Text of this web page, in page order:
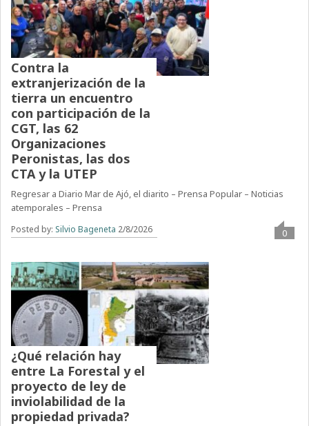
Contra la
extranjerización de la
tierra un encuentro
con participación de la
CGT, las 62
Organizaciones
Peronistas, las dos
CTA y la UTEP
Regresar a Diario Mar de Ajó, el diarito – Prensa Popular – Noticias
atemporales – Prensa
Posted by: Silvio Bageneta 2/8/2026 0
¿Qué relación hay
entre La Forestal y el
proyecto de ley de
inviolabilidad de la
propiedad privada?